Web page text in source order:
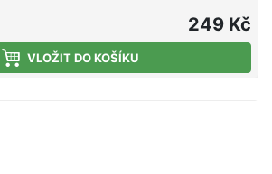
čím zajišťují minimální
Černá síťka skvěle kopíruje
nástražní rybičky téměř
249 Kč
VLOŽIT DO KOŠÍKU